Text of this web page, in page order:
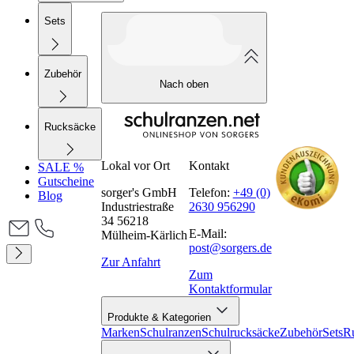
Sets
Zubehör
Rucksäcke
SALE %
Gutscheine
Blog
Nach oben
Lokal vor Ort
sorger's GmbH
Industriestraße
34 56218
Mülheim-Kärlich
Zur Anfahrt
Kontakt
Telefon: +49 (0)
2630 956290
E-Mail:
post@sorgers.de
Zum
Kontaktformular
Produkte & Kategorien
MarkenSchulranzenSchulrucksäckeZubehörSets